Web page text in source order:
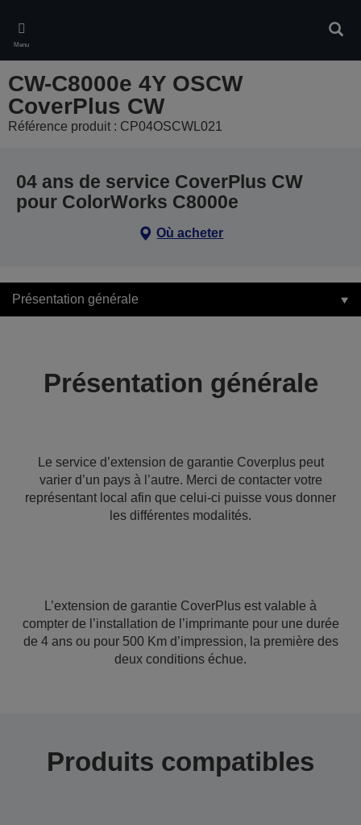
main
content
Menu
CW-C8000e 4Y OSCW
CoverPlus CW
Référence produit : CP04OSCWL021
04 ans de service CoverPlus CW
pour ColorWorks C8000e
Où acheter
Présentation générale
Présentation générale
Le service d’extension de garantie Coverplus peut
varier d’un pays à l’autre. Merci de contacter votre
représentant local afin que celui-ci puisse vous donner
les différentes modalités.
L’extension de garantie CoverPlus est valable à
compter de l’installation de l’imprimante pour une durée
de 4 ans ou pour 500 Km d’impression, la première des
deux conditions échue.
Produits compatibles